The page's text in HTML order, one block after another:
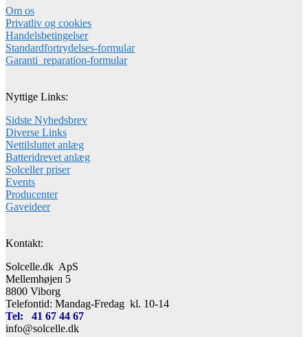
Om os
Privatliv og cookies
Handelsbetingelser
Standardfortrydelses-formular
Garanti_reparation-formular
Nyttige Links:
Sidste Nyhedsbrev
Diverse Links
Nettilsluttet anlæg
Batteridrevet anlæg
Solceller priser
Events
Producenter
Gaveideer
Kontakt:
Solcelle.dk ApS
Mellemhøjen 5
8800 Viborg
Telefontid: Mandag-Fredag kl. 10-14
Tel: 41 67 44 67
info@solcelle.dk